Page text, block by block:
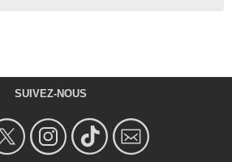
SUIVEZ-NOUS